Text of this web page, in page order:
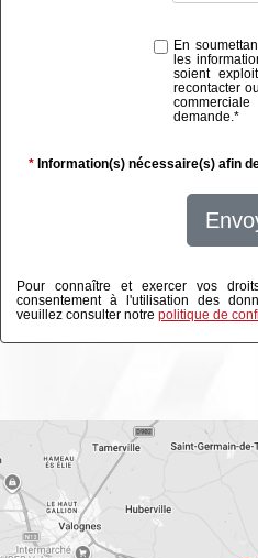
En
les
soient
recontacter
demande.*
* Information(s) nécessaire(s) afin
Pour connaître et exercer vos
consentement à l'utilisation des
veuillez consulter notre politique de